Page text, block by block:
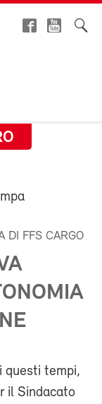
DI FFS CARGO
questi tempi,
il Sindacato